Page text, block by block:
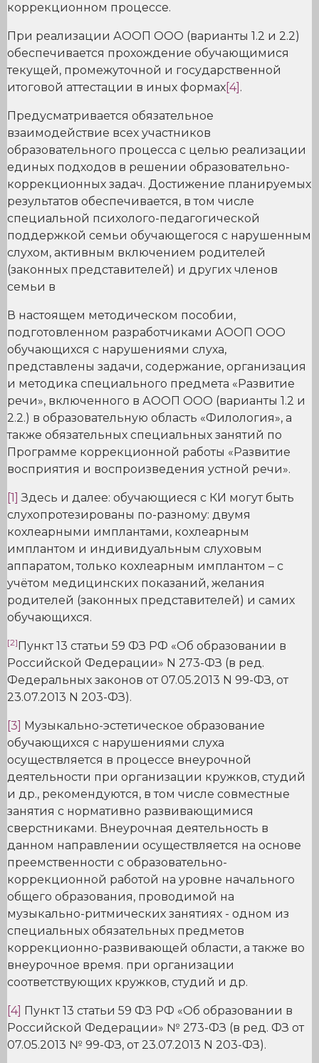
коррекционном процессе.
При реализации АООП ООО (варианты 1.2 и 2.2)
обеспечивается прохождение обучающимися
текущей, промежуточной и государственной
итоговой аттестации в иных формах[4] .
Предусматривается обязательное
взаимодействие всех участников
образовательного процесса с целью реализации
единых подходов в решении образовательно-
коррекционных задач. Достижение планируемых
результатов обеспечивается, в том числе
специальной психолого-педагогической
поддержкой семьи обучающегося с нарушенным
слухом, активным включением родителей
(законных представителей) и других членов
семьи в
В настоящем методическом пособии,
подготовленном разработчиками АООП ООО
обучающихся с нарушениями слуха,
представлены задачи, содержание, организация
и методика специального предмета «Развитие
речи», включенного в АООП ООО (варианты 1.2 и
2.2.) в образовательную область «Филология», а
также обязательных специальных занятий по
Программе коррекционной работы «Развитие
восприятия и воспроизведения устной речи».
[1] Здесь и далее: обучающиеся с КИ могут быть
слухопротезированы по-разному: двумя
кохлеарными имплантами, кохлеарным
имплантом и индивидуальным слуховым
аппаратом, только кохлеарным имплантом – с
учётом медицинских показаний, желания
родителей (законных представителей) и самих
обучающихся.
[2]Пункт 13 статьи 59 ФЗ РФ «Об образовании в
Российской Федерации» N 273-ФЗ (в ред.
Федеральных законов от 07.05.2013 N 99-ФЗ, от
23.07.2013 N 203-ФЗ).
[3] Музыкально-эстетическое образование
обучающихся с нарушениями слуха
осуществляется в процессе внеурочной
деятельности при организации кружков, студий
и др., рекомендуются, в том числе совместные
занятия с нормативно развивающимися
сверстниками. Внеурочная деятельность в
данном направлении осуществляется на основе
преемственности с образовательно-
коррекционной работой на уровне начального
общего образования, проводимой на
музыкально-ритмических занятиях - одном из
специальных обязательных предметов
коррекционно-развивающей области, а также во
внеурочное время. при организации
соответствующих кружков, студий и др.
[4] Пункт 13 статьи 59 ФЗ РФ «Об образовании в
Российской Федерации» № 273-ФЗ (в ред. ФЗ от
07.05.2013 № 99-ФЗ, от 23.07.2013 N 203-ФЗ).